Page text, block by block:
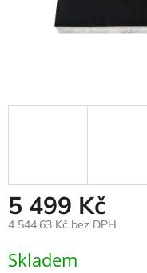
5 499 Kč
4 544,63 Kč bez DPH
cena:
Skladem